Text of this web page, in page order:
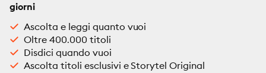
giorni
Ascolta e leggi quanto vuoi
Oltre 400.000 titoli
Disdici quando vuoi
Ascolta titoli esclusivi e Storytel Original